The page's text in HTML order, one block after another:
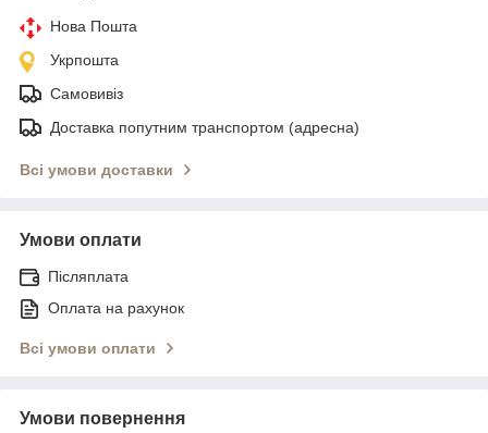
Нова Пошта
Укрпошта
Самовивіз
Доставка попутним транспортом (адресна)
Всі умови доставки
Умови оплати
Післяплата
Оплата на рахунок
Всі умови оплати
Умови повернення